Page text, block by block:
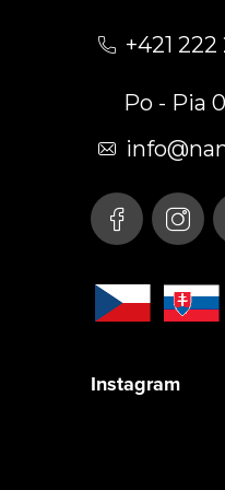
+421
Po - Pia
info@
Instagram